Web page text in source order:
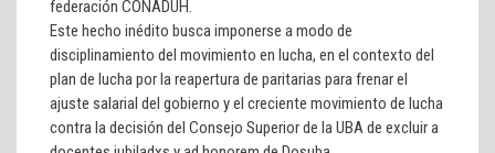
federación CONADUH.
Este hecho inédito busca imponerse a modo de
disciplinamiento del movimiento en lucha, en el contexto del
plan de lucha por la reapertura de paritarias para frenar el
ajuste salarial del gobierno y el creciente movimiento de lucha
contra la decisión del Consejo Superior de la UBA de excluir a